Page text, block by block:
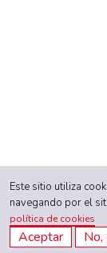
Este sitio utiliza
navegando por el
política de cookies
Aceptar No,